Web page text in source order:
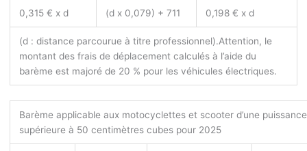
0,315 € x d (d x 0,079) + 711 0,198 € x d
(d : distance parcourue à titre professionnel).Attention, le
montant des frais de déplacement calculés à l’aide du
barème est majoré de 20 % pour les véhicules électriques.
Barème applicable aux motocyclettes et scooter d’une puissance
supérieure à 50 centimètres cubes pour 2025